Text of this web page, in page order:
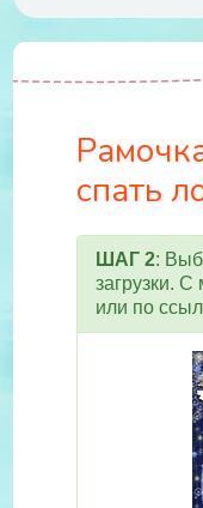
спать
ШАГ 2:
загрузки. С
или по